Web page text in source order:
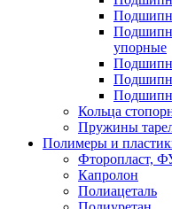
упорные
Кольца
Пружины
Полимеры и
Фторопласт,
Капролон
Полиацеталь